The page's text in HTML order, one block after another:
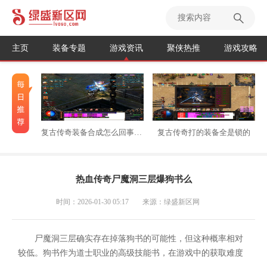
主页 装备专题 游戏资讯 聚侠热推 游戏攻略
复古传奇装备合成怎么回事不能用 复古传奇打的装备全是锁的
热血传奇尸魔洞三层爆狗书么
时间：2026-01-30 05:17 来源：绿盛新区网
尸魔洞三层确实存在掉落狗书的可能性，但这种概率相对
较低。狗书作为道士职业的高级技能书，在游戏中的获取难度